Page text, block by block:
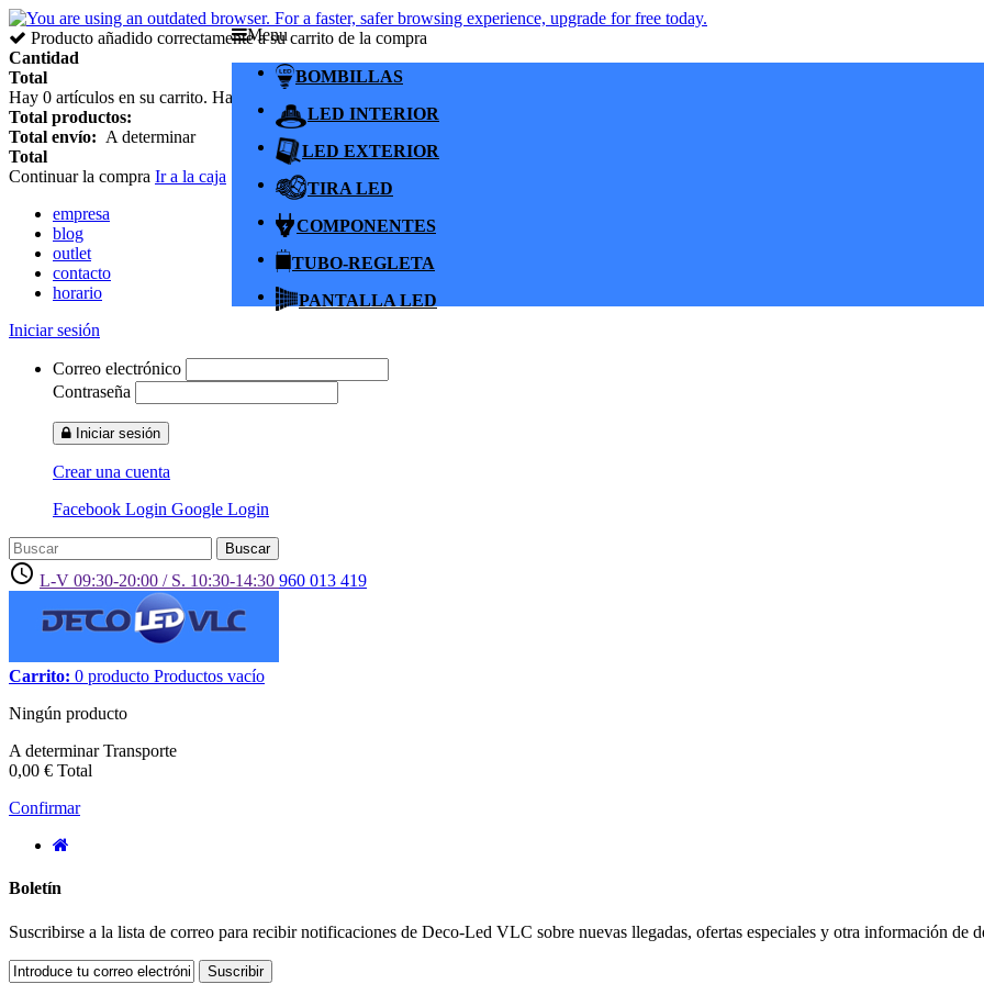
Producto añadido correctamente a su carrito de la compra
Cantidad
Total
Hay 0 artículos en su carrito. Hay 1 artículo en su cesta.
Total productos:
Total envío: A determinar
Total
Continuar la compra Ir a la caja
empresa
blog
outlet
contacto
horario
Iniciar sesión
Correo electrónico
Contraseña
Iniciar sesión
Crear una cuenta
Facebook Login Google Login
Buscar
access_time L-V 09:30-20:00 / S. 10:30-14:30 960 013 419
Carrito: 0 producto Productos vacío
Ningún producto
A determinarTransporte
0,00 € Total
Confirmar
Menu
BOMBILLAS
LED INTERIOR
LED EXTERIOR
TIRA LED
COMPONENTES
TUBO-REGLETA
PANTALLA LED
Boletín
Suscribirse a la lista de correo para recibir notificaciones de Deco-Led VLC sobre nuevas llegadas, ofertas especiales y otra información de
Suscribir